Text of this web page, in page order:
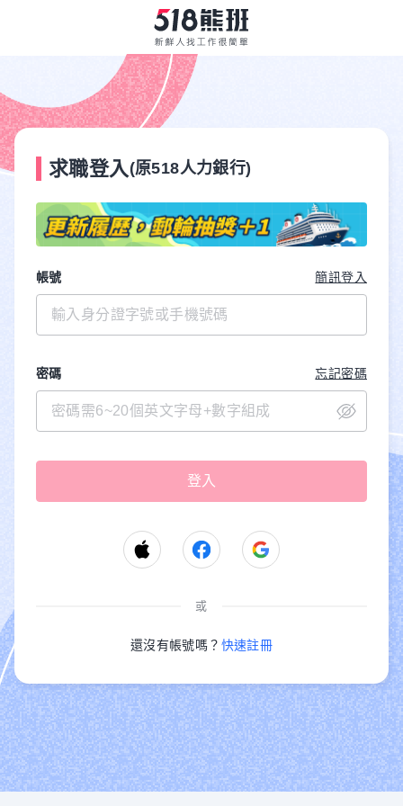
求職登入 (原518人力銀行)
帳號 簡訊登入
密碼 忘記密碼
或
還沒有帳號嗎？ 快速註冊